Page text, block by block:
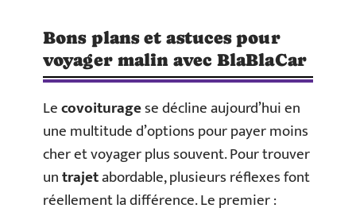
Bons plans et astuces pour
voyager malin avec BlaBlaCar
Lecovoituragese décline aujourd’hui en
une multitude d’options pour payer moins
cher et voyager plus souvent. Pour trouver
untrajetabordable, plusieurs réflexes font
réellement la différence. Le premier :